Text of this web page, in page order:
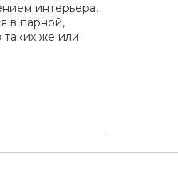
интерьера,
в парной,
таких же или